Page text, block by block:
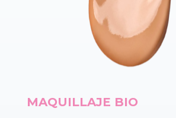
MAQUILLAJE BIO